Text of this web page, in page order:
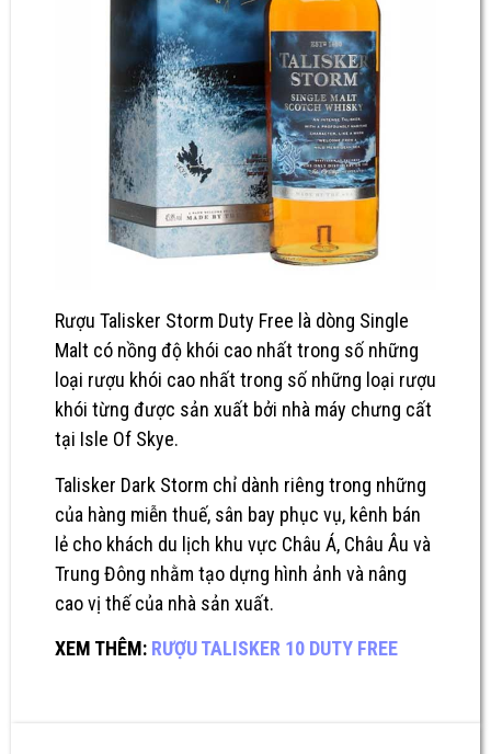
Rượu Talisker Storm Duty Free là dòng Single
Malt có nồng độ khói cao nhất trong số những
loại rượu khói cao nhất trong số những loại rượu
khói từng được sản xuất bởi nhà máy chưng cất
tại Isle Of Skye.
Talisker Dark Storm chỉ dành riêng trong những
của hàng miễn thuế, sân bay phục vụ, kênh bán
lẻ cho khách du lịch khu vực Châu Á, Châu Âu và
Trung Đông nhằm tạo dựng hình ảnh và nâng
cao vị thế của nhà sản xuất.
XEM THÊM: RƯỢU TALISKER 10 DUTY FREE